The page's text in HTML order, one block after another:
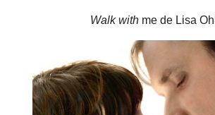
Walk withme de Lisa